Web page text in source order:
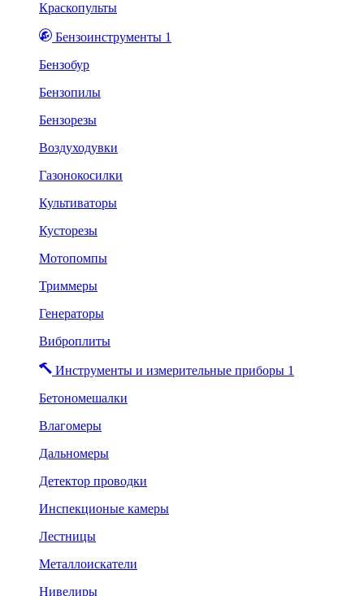
Краскопульты
Бензоинструменты 1
Бензобур
Бензопилы
Бензорезы
Воздуходувки
Газонокосилки
Культиваторы
Кусторезы
Мотопомпы
Триммеры
Генераторы
Виброплиты
Инструменты и измерительные приборы 1
Бетономешалки
Влагомеры
Дальномеры
Детектор проводки
Инспекционые камеры
Лестницы
Металлоискатели
Нивелиры